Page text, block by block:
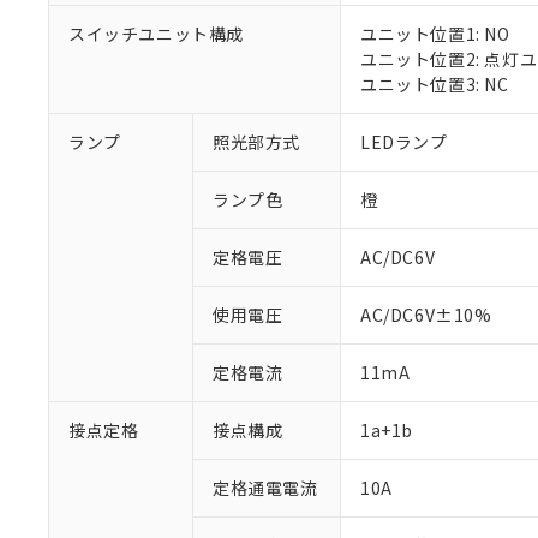
スイッチユニット構成
ユニット位置1: NO
ユニット位置2: 点灯
ユニット位置3: NC
ランプ 照光部方式 LEDランプ
ランプ色 橙
定格電圧 AC/DC6V
使用電圧 AC/DC6V±10%
定格電流 11mA
接点定格 接点構成 1a+1b
定格通電電流 10A
ご利用条件
以下の条件をお読
当社制御機
のであり、
※1 対応状況
対応済み：EU
調査・確認中：
非該当品：ライセ
仕入先様の事情に
があります。
鉛(Pb) 1000ppm以下、
ル（DBP） 1000ppm以
フタル酸エステル類の
「○」：最大均質
「×」：最大均質
「－」：未確認で
*中国RoHS10物質の基
Pb(鉛) :1000ppm、
Cr(Ⅵ)(六価クロム) :
DBP(フタル酸ジブチル
DEHP(フタル酸ビス(2-
などの必要
ます。
置等に一切
記
説明